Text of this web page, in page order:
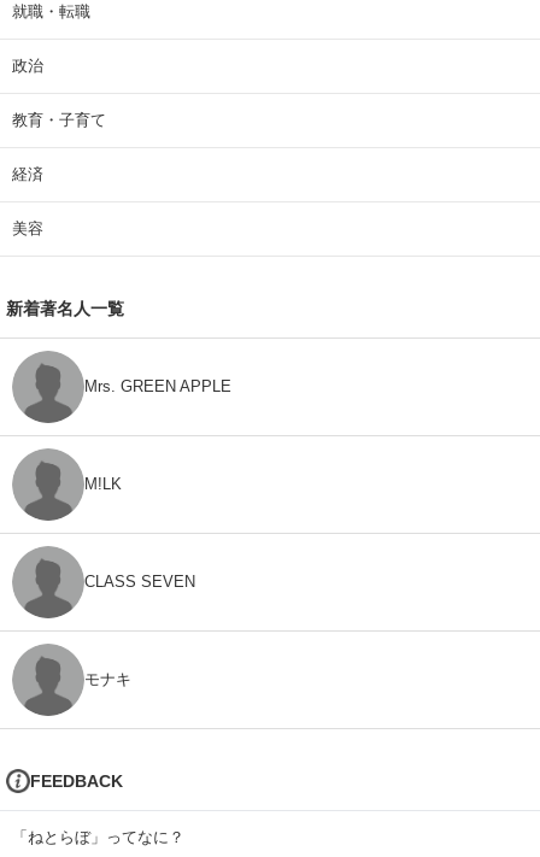
就職・転職
政治
教育・子育て
経済
美容
新着著名人一覧
Mrs. GREEN APPLE
M!LK
CLASS SEVEN
モナキ
FEEDBACK
「ねとらぼ」ってなに？